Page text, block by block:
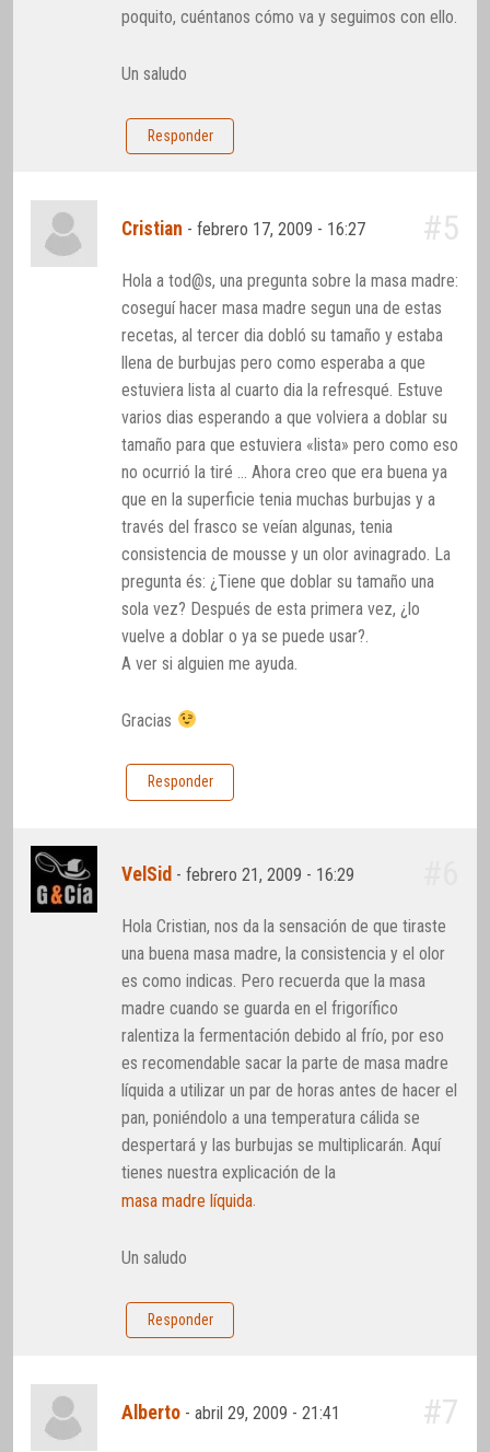
poquito, cuéntanos cómo va y seguimos con ello.
Un saludo
Responder
Cristian -febrero 17, 2009 - 16:27 #5
Hola a tod@s, una pregunta sobre la masa madre:
coseguí hacer masa madre segun una de estas
recetas, al tercer dia dobló su tamaño y estaba
llena de burbujas pero como esperaba a que
estuviera lista al cuarto dia la refresqué. Estuve
varios dias esperando a que volviera a doblar su
tamaño para que estuviera «lista» pero como eso
no ocurrió la tiré … Ahora creo que era buena ya
que en la superficie tenia muchas burbujas y a
través del frasco se veían algunas, tenia
consistencia de mousse y un olor avinagrado. La
pregunta és: ¿Tiene que doblar su tamaño una
sola vez? Después de esta primera vez, ¿lo
vuelve a doblar o ya se puede usar?.
A ver si alguien me ayuda.
Gracias
Responder
VelSid -febrero 21, 2009 - 16:29
Hola Cristian, nos da la sensación de que tiraste
una buena masa madre, la consistencia y el olor
es como indicas. Pero recuerda que la masa
madre cuando se guarda en el frigorífico
ralentiza la fermentación debido al frío, por eso
es recomendable sacar la parte de masa madre
líquida a utilizar un par de horas antes de hacer el
pan, poniéndolo a una temperatura cálida se
despertará y las burbujas se multiplicarán. Aquí
tienes nuestra explicación de la
masa madre líquida.
Un saludo
Responder
Alberto -abril 29, 2009 - 21:41 #7